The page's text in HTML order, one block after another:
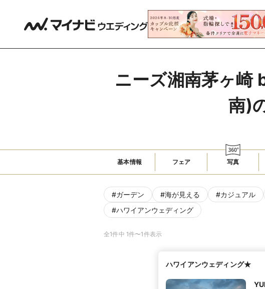
ニーズ湘南茅ヶ崎
南)
基本情報 フェア 写真
#ガーデン #海が見える #カジュアル
#ハワイアンウェディング
全1件中 1件〜1件表示
ハワイアンウェディング★